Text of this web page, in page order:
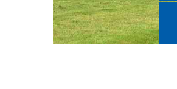
Hauptnavigation